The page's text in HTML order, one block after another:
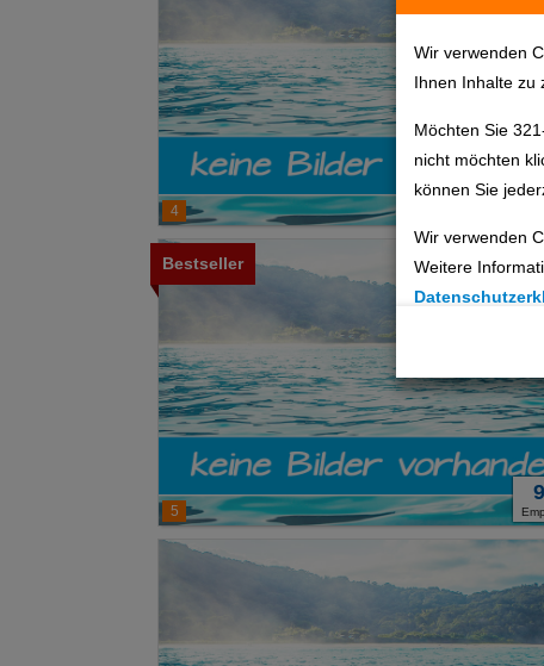
Wir verwenden
Ihnen Inhalte zu
Möchten Sie
nicht möchten
können Sie
Wir verwenden
Weitere
Technische
Analyse
Social Media
Advertising
Erweiterte
4
5
Bestseller